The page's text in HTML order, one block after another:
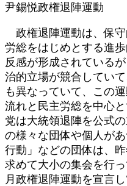
尹錫悦政権退陣運動
政権退陣運動は、保
労総をはじめとする進
反感が形成されている
治的立場が競合してい
も異なっていて、この
流れと民主労総を中心
党は大統領退陣を公式
の様々な団体や個人が
行動」などの団体は、
求めて大小の集会を行
月政権退陣運動を宣言